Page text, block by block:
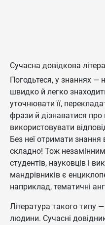
Сучасна довідкова
Погодьтеся, у знаннях —
швидко й легко
уточнювати її,
фрази й дізнаватися про
використовувати
Без неї отримати знання
складно! Тож
студентів, науковців і
мандрівників є
наприклад, тематичні
Література такого типу
людини. Сучасні